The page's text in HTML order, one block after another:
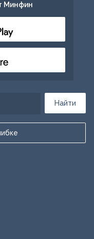
Найти
Минфин